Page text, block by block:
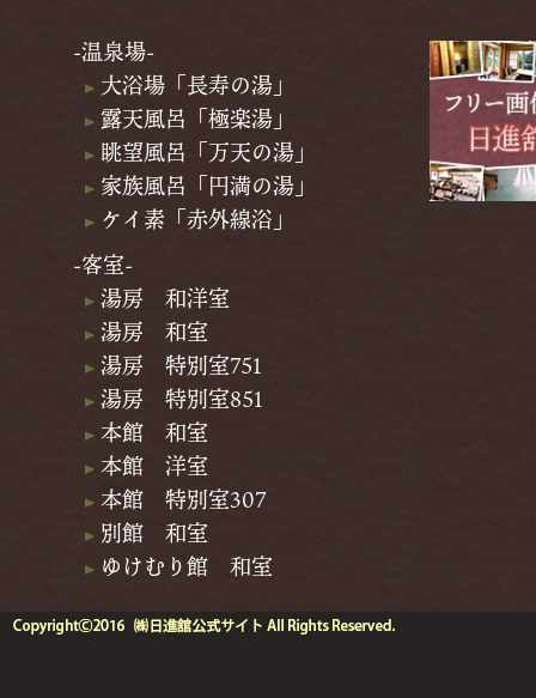
-温泉場-
大浴場「長寿の湯」
露天風呂「極楽湯」
眺望風呂「万天の湯」
家族風呂「円満の湯」
ケイ素「赤外線浴」
-客室-
湯房 和洋室
湯房 和室
湯房 特別室751
湯房 特別室851
本館 和室
本館 洋室
本館 特別室307
別館 和室
ゆけむり館 和室